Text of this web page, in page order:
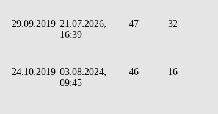
29.09.2019 21.07.2026,
16:39
47 32
24.10.2019 03.08.2024,
09:45
46 16